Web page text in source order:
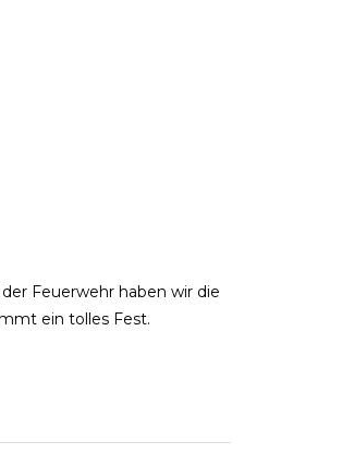
Feuerwehr haben wir die
ein tolles Fest.